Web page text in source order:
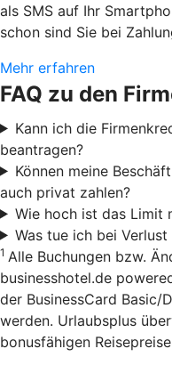
als SMS auf Ihr
schon sind Sie bei
Mehr erfahren
FAQ zu den
Kann ich die
beantragen?
Können meine
auch privat zahlen?
Wie hoch ist das Limit
Was tue ich bei
1 Alle Buchungen bzw.
businesshotel.de
der BusinessCard
werden. Urlaubsplus
bonusfähigen